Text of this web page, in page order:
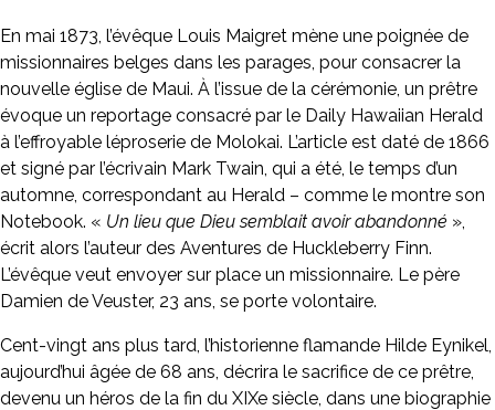
En mai 1873, l’évêque Louis Maigret mène une poignée de
missionnaires belges dans les parages, pour consacrer la
nouvelle église de Maui. À l’issue de la cérémonie, un prêtre
évoque un reportage consacré par le Daily Hawaiian Herald
à l’effroyable léproserie de Molokai. L’article est daté de 1866
et signé par l’écrivain Mark Twain, qui a été, le temps d’un
automne, correspondant au Herald – comme le montre son
Notebook. « Un lieu que Dieu semblait avoir abandonné »,
écrit alors l’auteur des Aventures de Huckleberry Finn.
L’évêque veut envoyer sur place un missionnaire. Le père
Damien de Veuster, 23 ans, se porte volontaire.
Cent-vingt ans plus tard, l’historienne flamande Hilde Eynikel,
aujourd’hui âgée de 68 ans, décrira le sacrifice de ce prêtre,
devenu un héros de la fin du XIXe siècle, dans une biographie